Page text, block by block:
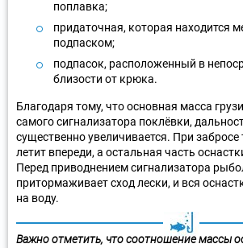
поплавка;
придаточная, которая находится
подпаском;
подпасок, расположенный в
близости от крюка.
Благодаря тому, что основная масса
самого сигнализатора поклёвки,
существенно увеличивается. При
летит впереди, а остальная часть
Перед приводнением сигнализатора
притормаживает сход лески, и вся
на воду.
Важно отметить, что соотношение массы